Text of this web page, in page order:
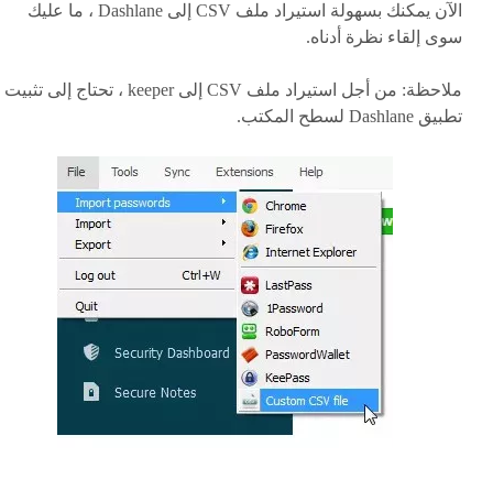
الآن يمكنك بسهولة استيراد ملف CSV إلى Dashlane ، ما عليك
سوى إلقاء نظرة أدناه.
ملاحظة
: من أجل استيراد ملف CSV إلى keeper ، تحتاج إلى تثبيت
تطبيق Dashlane لسطح المكتب.